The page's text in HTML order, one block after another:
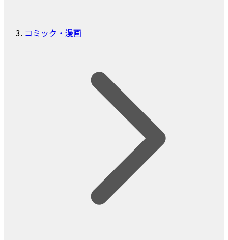
コミック・漫画